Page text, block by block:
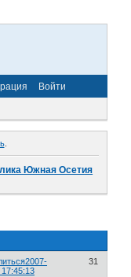
Войти
.
Южная Осетия
31
2007-